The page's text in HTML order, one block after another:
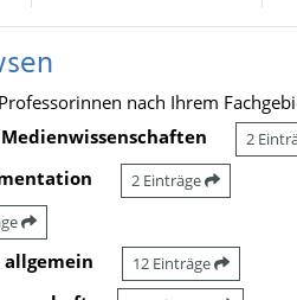
nach Ihrem
2
2 Einträge
allgemein 12 Einträge